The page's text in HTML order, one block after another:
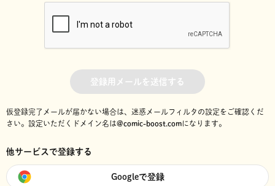
登録用メールを送信する
仮登録完了メールが届かない場合は、迷惑メールフィルタの設定をご確認くだ
さい。 設定いただくドメイン名は@comic-boost.comになります。
他サービスで登録する
Googleで登録